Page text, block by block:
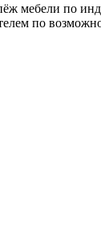
мебели по
по